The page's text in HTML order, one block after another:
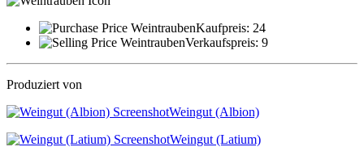
Kaufpreis: 24
Verkaufspreis: 9
Produziert von
Weingut (Albion)
Weingut (Latium)